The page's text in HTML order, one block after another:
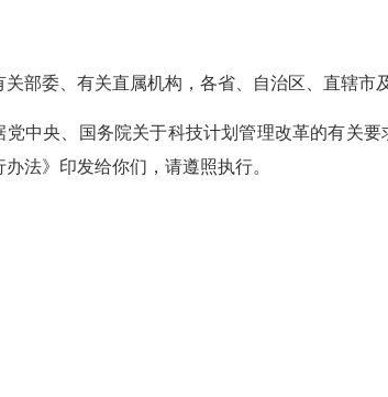
关部委、有关直属机构，各省、自治区、直辖
央、国务院关于科技计划管理改革的有关要
办法》印发给你们，请遵照执行。